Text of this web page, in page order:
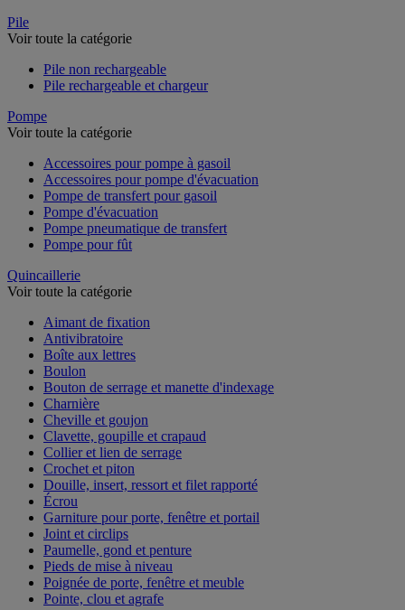
Pile
Voir toute la catégorie
Pile non rechargeable
Pile rechargeable et chargeur
Pompe
Voir toute la catégorie
Accessoires pour pompe à gasoil
Accessoires pour pompe d'évacuation
Pompe de transfert pour gasoil
Pompe d'évacuation
Pompe pneumatique de transfert
Pompe pour fût
Quincaillerie
Voir toute la catégorie
Aimant de fixation
Antivibratoire
Boîte aux lettres
Boulon
Bouton de serrage et manette d'indexage
Charnière
Cheville et goujon
Clavette, goupille et crapaud
Collier et lien de serrage
Crochet et piton
Douille, insert, ressort et filet rapporté
Écrou
Garniture pour porte, fenêtre et portail
Joint et circlips
Paumelle, gond et penture
Pieds de mise à niveau
Poignée de porte, fenêtre et meuble
Pointe, clou et agrafe